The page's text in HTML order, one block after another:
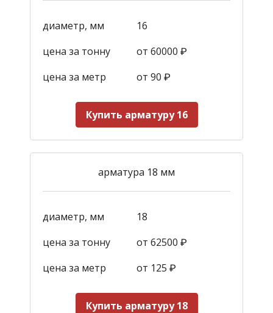
диаметр, мм
16
цена за тонну
от 60000 ₽
цена за метр
от 90 ₽
Купить арматуру 16
арматура 18 мм
диаметр, мм
18
цена за тонну
от 62500 ₽
цена за метр
от 125 ₽
Купить арматуру 18